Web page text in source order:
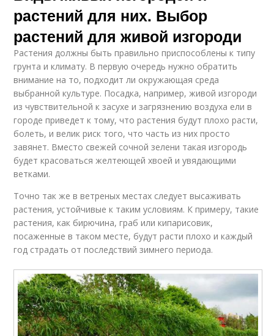
растений для них. Выбор
растений для живой изгороди
Растения должны быть правильно приспособлены к типу
грунта и климату. В первую очередь нужно обратить
внимание на то, подходит ли окружающая среда
выбранной культуре. Посадка, например, живой изгороди
из чувствительной к засухе и загрязнению воздуха ели в
городе приведет к тому, что растения будут плохо расти,
болеть, и велик риск того, что часть из них просто
завянет. Вместо свежей сочной зелени такая изгородь
будет красоваться желтеющей хвоей и увядающими
ветками.
Точно так же в ветреных местах следует высаживать
растения, устойчивые к таким условиям. К примеру, такие
растения, как бирючина, граб или кипарисовик,
посаженные в таком месте, будут расти плохо и каждый
год страдать от последствий зимнего периода.